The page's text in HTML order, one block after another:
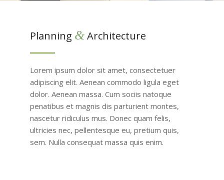
Planning &Architecture
Lorem ipsum dolor sit amet, consectetuer
adipiscing elit. Aenean commodo ligula eget
dolor. Aenean massa. Cum sociis natoque
penatibus et magnis dis parturient montes,
nascetur ridiculus mus. Donec quam felis,
ultricies nec, pellentesque eu, pretium quis,
sem. Nulla consequat massa quis enim.